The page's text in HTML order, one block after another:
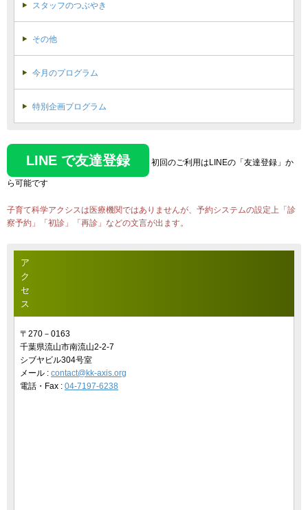
スタッフのつぶやき
その他
今月のプログラム
特別企画プログラム
LINE で友達登録 初回のご利用はLINEの「友達登録」か
ら可能です
子育て科学アクシスは医療機関ではありませんが、予約システムの設定上「診
察予約」「初診」「再診」などの文言が出ます。
ア
ク
セ
ス
〒270－0163
千葉県流山市南流山2-2-7
シブヤビル304号室
メール : contact@kk-axis.org
電話・Fax : 04-7197-6238